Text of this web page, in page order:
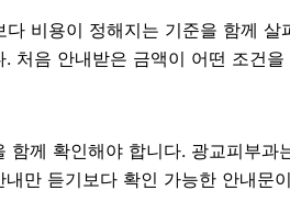
비용이 정해지는 기준을 함께
음 안내받은 금액이 어떤 조건
께 확인해야 합니다. 광교피부
만 듣기보다 확인 가능한 안내문